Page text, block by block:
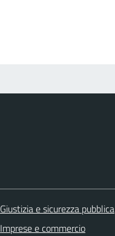
Giustizia e sicurezza pubblica
Imprese e commercio